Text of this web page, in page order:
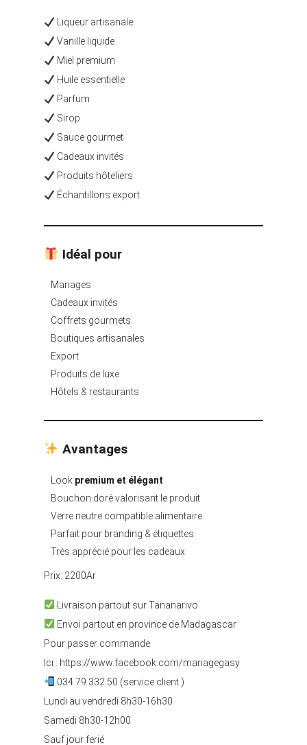
Liqueur artisanale
Vanille liquide
Miel premium
Huile essentielle
Parfum
Sirop
Sauce gourmet
Cadeaux invités
Produits hôteliers
Échantillons export
Idéal pour
Mariages
Cadeaux invités
Coffrets gourmets
Boutiques artisanales
Export
Produits de luxe
Hôtels & restaurants
Avantages
Look premium et élégant
Bouchon doré valorisant le produit
Verre neutre compatible alimentaire
Parfait pour branding & étiquettes
Très apprécié pour les cadeaux
Prix: 2200Ar
Livraison partout sur Tananarivo
Envoi partout en province de Madagascar
Pour passer commande
Ici : https://www.facebook.com/mariagegasy
034 79 332 50 (service client )
Lundi au vendredi 8h30-16h30
Samedi 8h30-12h00
Sauf jour ferié